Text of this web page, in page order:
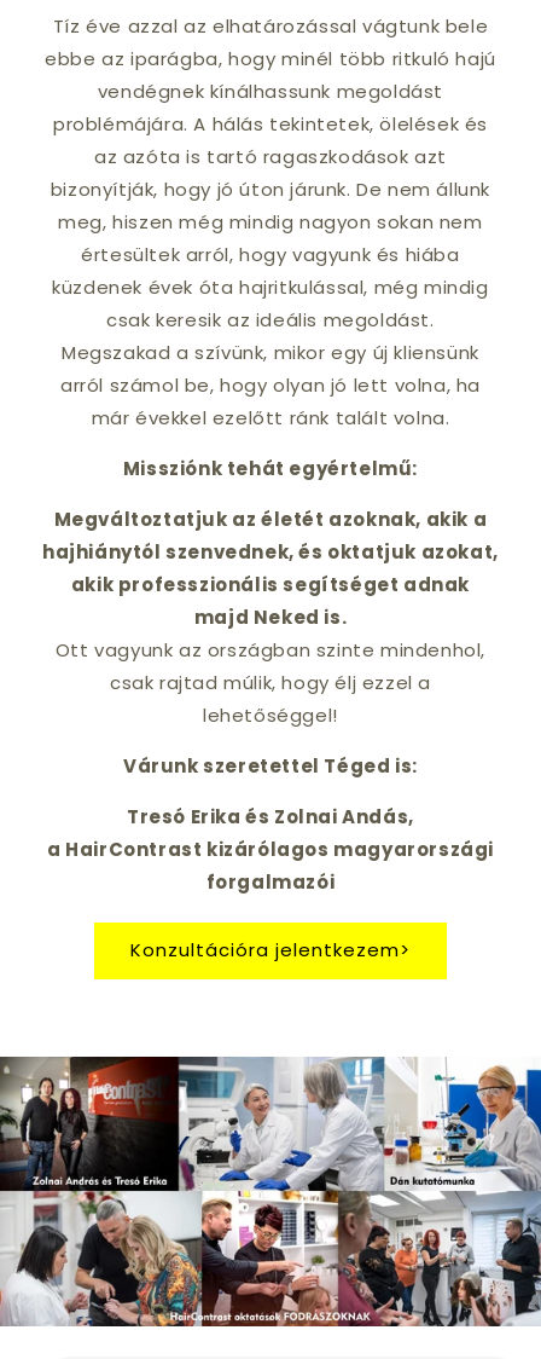
Tíz éve azzal az elhatározással vágtunk bele
ebbe az iparágba, hogy minél több ritkuló hajú
vendégnek kínálhassunk megoldást
problémájára. A hálás tekintetek, ölelések és
az azóta is tartó ragaszkodások azt
bizonyítják, hogy jó úton járunk. De nem állunk
meg, hiszen még mindig nagyon sokan nem
értesültek arról, hogy vagyunk és hiába
küzdenek évek óta hajritkulással, még mindig
csak keresik az ideális megoldást.
Megszakad a szívünk, mikor egy új kliensünk
arról számol be, hogy olyan jó lett volna, ha
már évekkel ezelőtt ránk talált volna.
Missziónk tehát egyértelmű:
Megváltoztatjuk az életét azoknak, akik a
hajhiánytól szenvednek, és oktatjuk azokat,
akik professzionális segítséget adnak
majd Neked is.
Ott vagyunk az országban szinte mindenhol,
csak rajtad múlik, hogy élj ezzel a
lehetőséggel!
Várunk szeretettel Téged is:
Tresó Erika és Zolnai Andás,
a HairContrast kizárólagos magyarországi
forgalmazói
Konzultációra jelentkezem>